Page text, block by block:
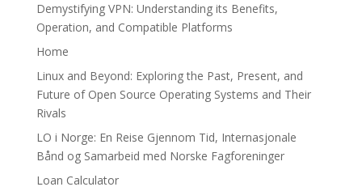
Demystifying VPN: Understanding its Benefits,
Operation, and Compatible Platforms
Home
Linux and Beyond: Exploring the Past, Present, and
Future of Open Source Operating Systems and Their
Rivals
LO i Norge: En Reise Gjennom Tid, Internasjonale
Bånd og Samarbeid med Norske Fagforeninger
Loan Calculator